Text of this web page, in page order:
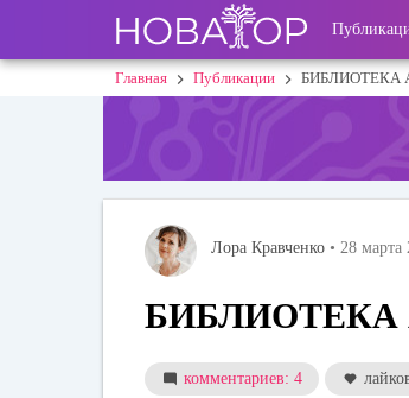
основному
User
account
Строка
Главная Публикации БИБЛИОТЕКА
Лора Кравченко • 28 марта
БИБЛИОТЕКА
комментариев: 4